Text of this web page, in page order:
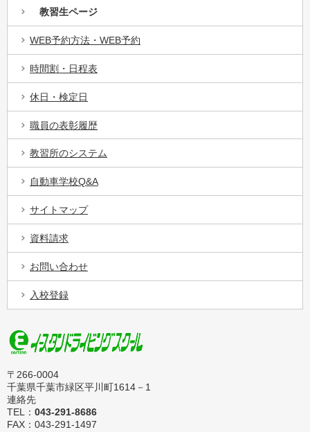
教習生ページ
WEB予約方法・WEB予約
時間割・日程表
休日・検定日
職員の表彰履歴
教習所のシステム
自動車学校Q&A
サイトマップ
資料請求
お問い合わせ
入校登録
〒266-0004
千葉県千葉市緑区平川町1614－1
連絡先
TEL： 043-291-8686
FAX：043-291-1497